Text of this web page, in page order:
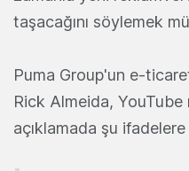
taşacağını söylemek
Puma Group'un e-
Rick Almeida, YouTube
açıklamada şu